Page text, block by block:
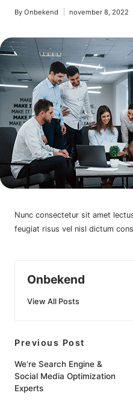
Posted
By Onbekend november 8, 2022
Nunc consectetur sit amet
feugiat risus vel nisl dictum
Onbekend
View All Posts
Post
navigation
Previous Post
We’re Search Engine &
Social Media Optimization
Experts